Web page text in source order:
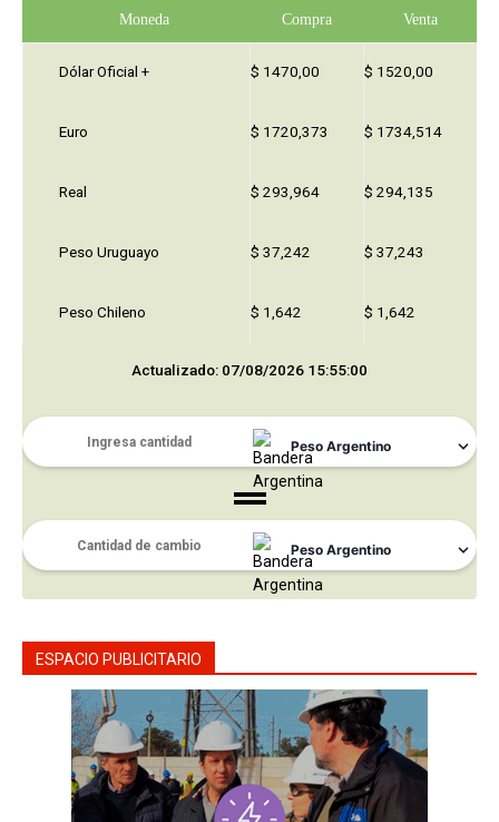
Moneda Compra Venta
Dólar Oficial + $ 1470,00 $ 1520,00
Euro $ 1720,373 $ 1734,514
Real $ 293,964 $ 294,135
Peso Uruguayo $ 37,242 $ 37,243
Peso Chileno $ 1,642 $ 1,642
Actualizado: 07/08/2026 15:55:00
ESPACIO PUBLICITARIO